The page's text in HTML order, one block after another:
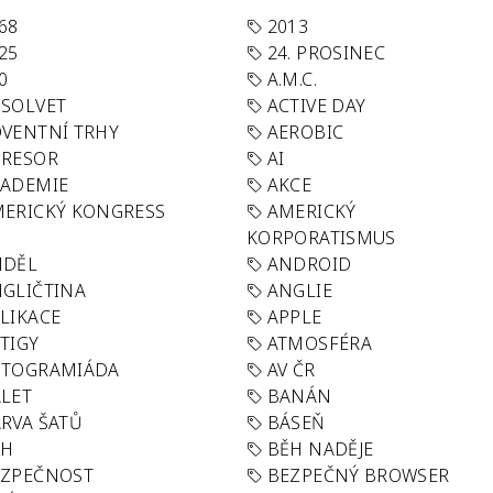
2013
24. PROSINEC
A.M.C.
ACTIVE DAY
TRHY
AEROBIC
AI
AKCE
KONGRESS
AMERICKÝ
KORPORATISMUS
ANDROID
ANGLIE
APPLE
ATMOSFÉRA
AV ČR
BANÁN
ŠATŮ
BÁSEŇ
BĚH NADĚJE
BEZPEČNÝ BROWSER